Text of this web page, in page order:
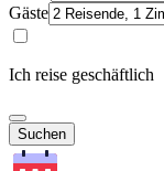
Gäste
Ich reise geschäftlich
Suchen